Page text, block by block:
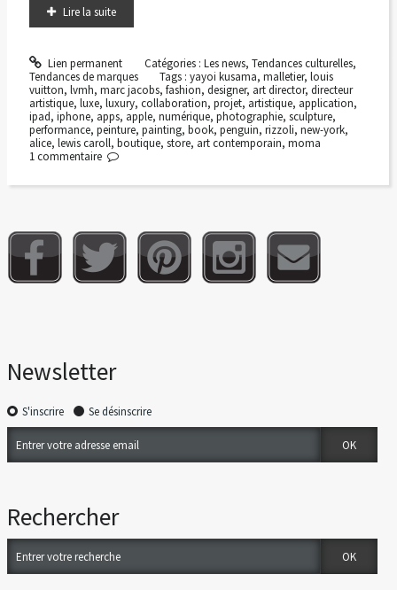
Lire la suite
Lien permanent Catégories : Les news, Tendances culturelles,
Tendances de marques
Tags :yayoi kusama,malletier,louis
vuitton, lvmh, marc jacobs, fashion, designer, art director, directeur
artistique, luxe, luxury, collaboration, projet, artistique, application,
ipad, iphone, apps, apple, numérique, photographie, sculpture,
performance, peinture, painting, book, penguin, rizzoli, new-york,
alice, lewis caroll, boutique, store, art contemporain, moma
1 commentaire
Newsletter
S'inscrire Se désinscrire
Rechercher